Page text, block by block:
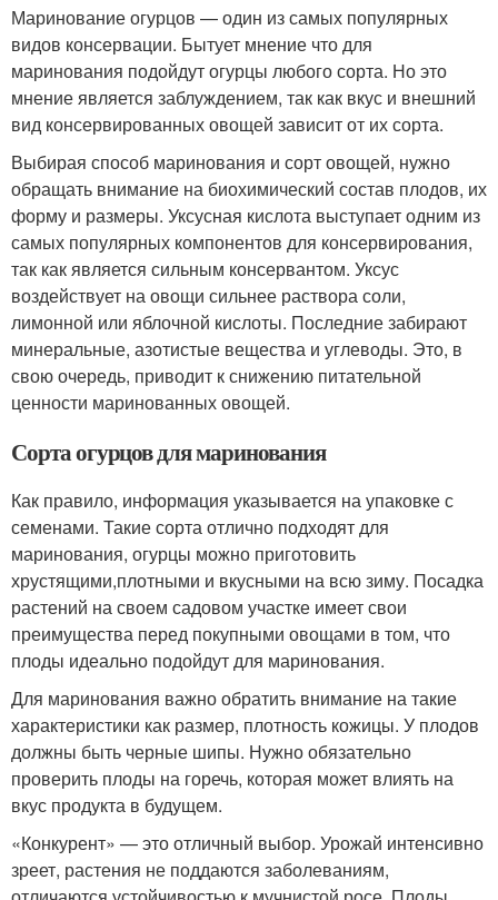
Маринование огурцов — один из самых популярных
видов консервации. Бытует мнение что для
маринования подойдут огурцы любого сорта. Но это
мнение является заблуждением, так как вкус и внешний
вид консервированных овощей зависит от их сорта.
Выбирая способ маринования и сорт овощей, нужно
обращать внимание на биохимический состав плодов, их
форму и размеры. Уксусная кислота выступает одним из
самых популярных компонентов для консервирования,
так как является сильным консервантом. Уксус
воздействует на овощи сильнее раствора соли,
лимонной или яблочной кислоты. Последние забирают
минеральные, азотистые вещества и углеводы. Это, в
свою очередь, приводит к снижению питательной
ценности маринованных овощей.
Сорта огурцов для маринования
Как правило, информация указывается на упаковке с
семенами. Такие сорта отлично подходят для
маринования, огурцы можно приготовить
хрустящими,плотными и вкусными на всю зиму. Посадка
растений на своем садовом участке имеет свои
преимущества перед покупными овощами в том, что
плоды идеально подойдут для маринования.
Для маринования важно обратить внимание на такие
характеристики как размер, плотность кожицы. У плодов
должны быть черные шипы. Нужно обязательно
проверить плоды на горечь, которая может влиять на
вкус продукта в будущем.
«Конкурент» — это отличный выбор. Урожай интенсивно
зреет, растения не поддаются заболеваниям,